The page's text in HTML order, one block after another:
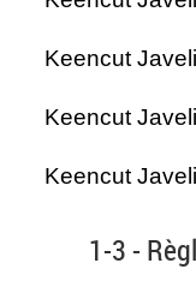
Keencut
Keencut
Keencut
1-3 -